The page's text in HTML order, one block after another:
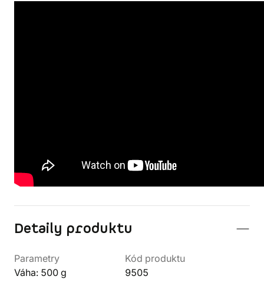
Detaily produktu
Parametry
Váha: 500 g
Kód produktu
9505